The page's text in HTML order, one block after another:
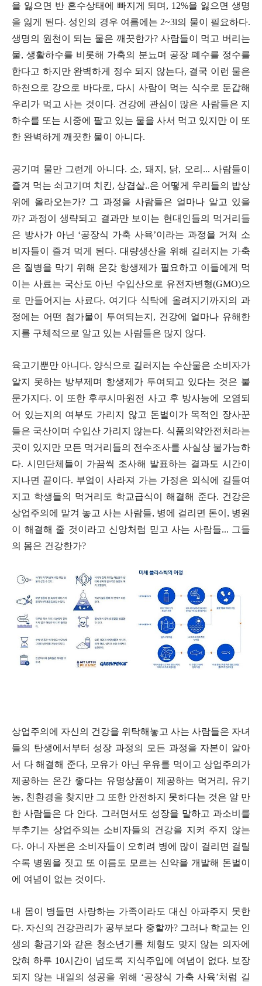
을 잃으면 반 혼수상태에 빠지게 되며 , 12%을 잃으면 생명
을 잃게 된다. 성인의 경우 여름에는 2~3l의 물이 필요하다.
생명의 원천이 되는 물은 깨끗한가? 사람들이 먹고 버리는
물,생활하수를 비롯해 가축의 분뇨며 공장 폐수를 정수를
한다고 하지만 완벽하게 정수 되지 않는다, 결국 이런 물은
하천으로 강으로 바다로, 다시 사람이 먹는 식수로 둔갑해
우리가 먹고 사는 것이다. 건강에 관심이 많은 사람들은 지
하수를 또는 시중에 팔고 있는 물을 사서 먹고 있지만 이 또
한 완벽하게 깨끗한 물이 아니다.
공기며 물만 그런게 아니다. 소, 돼지 , 닭, 오리 ... 사람들이
즐겨 먹는 쇠고기며 치킨, 상겹살..은 어떻게 우리들의 밥상
위에 올라오는가? 그 과정을 사람들은 얼마나 알고 있을
까? 과정이 생략되고 결과만 보이는 현대인들의 먹거리들
은 방사가 아닌 ‘공장식 가축 사육’이라는 과정을 거쳐 소
비자들이 즐겨 먹게 된다. 대량생산을 위해 길러지는 가축
은 질병을 막기 위해 온갖 항생제가 필요하고 이들에게 먹
이는 사료는 국산도 아닌 수입산으로 유전자변형(GMO)으
로 만들어지는 사료다. 여기다 식탁에 올려지기까지의 과
정에는 어떤 첨가물이 투여되는지 , 건강에 얼마나 유해한
지를 구체적으로 알고 있는 사람들은 많지 않다.
육고기뿐만 아니다. 양식으로 길러지는 수산물은 소비자가
알지 못하는 방부제며 항생제가 투여되고 있다는 것은 불
문가지다. 이 또한 후쿠시마원전 사고 후 방사능에 오염되
어 있는지의 여부도 가리지 않고 돈벌이가 목적인 장사꾼
들은 국산이며 수입산 가리지 않는다. 식품의약안전처라는
곳이 있지만 모든 먹거리들의 전수조사를 사실상 불가능하
다. 시민단체들이 가끔씩 조사해 발표하는 결과도 시간이
지나면 끝이다. 부엌이 사라져 가는 가정은 외식에 길들여
지고 학생들의 먹거리도 학교급식이 해결해 준다. 건강은
상업주의에 맡겨 놓고 사는 사람들, 병에 걸리면 돈이 , 병원
이 해결해 줄 것이라고 신앙처럼 믿고 사는 사람들... 그들
의 몸은 건강한가?
상업주의에 자신의 건강을 위탁해놓고 사는 사람들은 자녀
들의 탄생에서부터 성장 과정의 모든 과정을 자본이 알아
서 다 해결해 준다, 모유가 아닌 우유를 먹이고 상업주의가
제공하는 온간 좋다는 유명상품이 제공하는 먹거리 , 유기
농, 친환경을 찾지만 그 또한 안전하지 못하다는 것은 알 만
한 사람들은 다 안다. 그러면서도 성장을 말하고 과소비를
부추기는 상업주의는 소비자들의 건강을 지켜 주지 않는
다. 아니 자본은 소비자들이 오히려 병에 많이 걸리면 걸릴
수록 병원을 짓고 또 이름도 모르는 신약을 개발해 돈벌이
에 여념이 없는 것이다.
내 몸이 병들면 사랑하는 가족이라도 대신 아파주지 못한
다. 자신의 건강관리가 공부보다 중할까? 그러나 학교는 인
생의 황금기와 같은 청소년기를 체형도 맞지 않는 의자에
앉혀 하루 10시간이 넘도록 지식주입에 여념이 없다. 보장
되지 않는 내일의 성공을 위해 ‘공장식 가축 사육’처럼 길